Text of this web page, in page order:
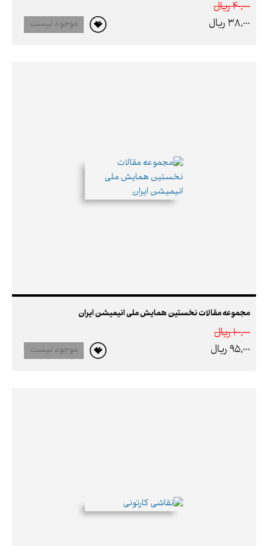
40,000 ريال
38,000 ريال
موجود نیست
مجموعه مقالات نخستین همایش ملی انیمیشن ایران
100,000 ريال
95,000 ريال
موجود نیست